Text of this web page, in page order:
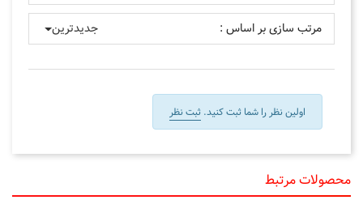
مرتب سازی بر اساس : جدیدترین
اولین نظر را شما ثبت کنید. ثبت نظر
محصولات مرتبط